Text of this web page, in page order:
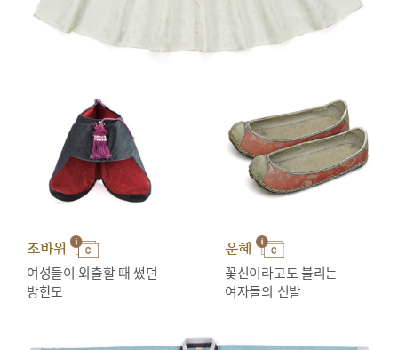
조바위
여성들이 외출할 때 썼던
방한모
운혜
꽃신이라고도 불리는
여자들의 신발